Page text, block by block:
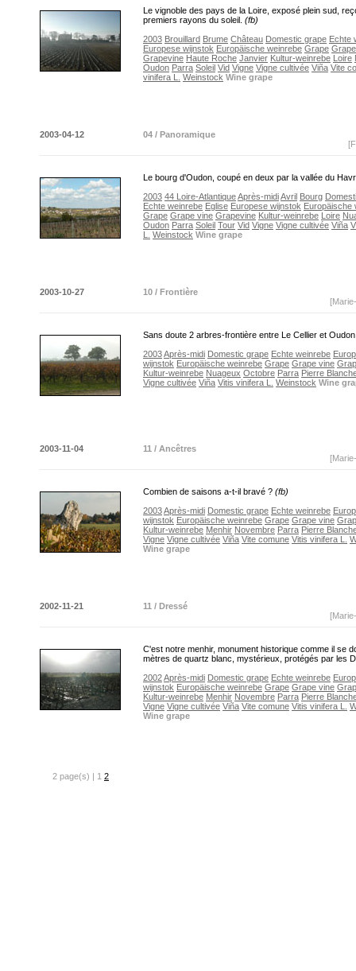
Le vignoble des pays de la Loire, exposé plein sud,
premiers rayons du soleil. (fb)
2003 Brouillard Brume Château Domestic grape Echte
Europese wijnstok Europäische weinrebe Grape
Grapevine Haute Roche Janvier Kultur-weinrebe Loire
Oudon Parra Soleil Vid Vigne Vigne cultivée Viña Vite
vinifera L.
Weinstock Wine grape
2003-04-12
04 / Panoramique
Le bourg d'Oudon, coupé en deux par la vallée du
2003 44 Loire-AtlantiqueAprès-midiAvril Bourg
Echte weinrebe Eglise Europese wijnstok Europäische
Grape Grape vine Grapevine Kultur-weinrebe Loire
Oudon Parra Soleil Tour Vid Vigne Vigne cultivée Viña
L.
Weinstock Wine grape
2003-10-27
10 / Frontière
Sans doute 2 arbres-frontière entre Le Cellier et
2003Après-midi Domestic grape Echte weinrebe
wijnstok Europäische weinrebe Grape Grape vine
Kultur-weinrebe Nuageux Octobre Parra Pierre
Vigne cultivée Viña Vitis vinifera L. Weinstock Wine
2003-11-04
11 / Ancêtres
Combien de saisons a-t-il bravé ? (fb)
2003Après-midi Domestic grape Echte weinrebe
wijnstok Europäische weinrebe Grape Grape vine
Kultur-weinrebe Menhir Novembre Parra Pierre
Vigne Vigne cultivée Viña Vite comune Vitis vinifera L.
Wine grape
2002-11-21
11 / Dressé
C'est notre menhir, monument historique comme il se
mètres de quartz blanc, mystérieux, protégés par les
2002Après-midi Domestic grape Echte weinrebe
wijnstok Europäische weinrebe Grape Grape vine
Kultur-weinrebe Menhir Novembre Parra Pierre
Vigne Vigne cultivée Viña Vite comune Vitis vinifera L.
Wine grape
2 page(s) | 1 2